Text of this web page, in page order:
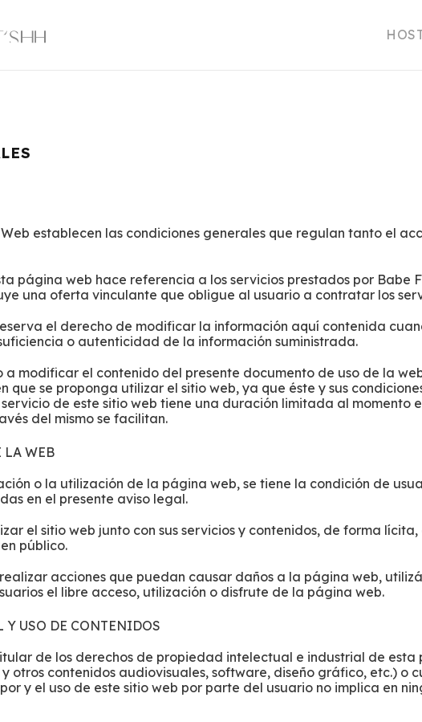
establecen las condiciones generales que regulan tanto el
página web hace referencia a los servicios prestados por Babe
una oferta vinculante que obligue al usuario a contratar los
el derecho de modificar la información aquí contenida
o autenticidad de la información suministrada.
a modificar el contenido del presente documento de uso de la
que se proponga utilizar el sitio web, ya que éste y sus
de este sitio web tiene una duración limitada al momento
del mismo se facilitan.
LA WEB
o la utilización de la página web, se tiene la condición de
en el presente aviso legal.
el sitio web junto con sus servicios y contenidos, de forma
público.
acciones que puedan causar daños a la página web,
el libre acceso, utilización o disfrute de la página web.
Y USO DE CONTENIDOS
de los derechos de propiedad intelectual e industrial de
otros contenidos audiovisuales, software, diseño gráfico, etc.) o
y el uso de este sitio web por parte del usuario no implica en